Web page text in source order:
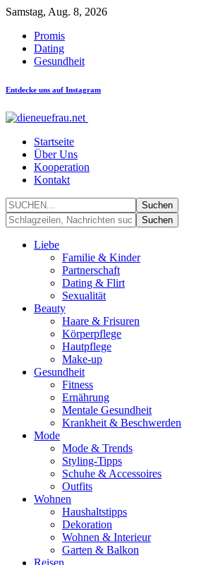
Samstag, Aug. 8, 2026
Promis
Dating
Gesundheit
Entdecke uns auf Instagram
Startseite
Über Uns
Kooperation
Kontakt
Liebe
Familie & Kinder
Partnerschaft
Dating & Flirt
Sexualität
Beauty
Haare & Frisuren
Körperpflege
Hautpflege
Make-up
Gesundheit
Fitness
Ernährung
Mentale Gesundheit
Krankheit & Beschwerden
Mode
Mode & Trends
Styling-Tipps
Schuhe & Accessoires
Outfits
Wohnen
Haushaltstipps
Dekoration
Wohnen & Interieur
Garten & Balkon
Reisen